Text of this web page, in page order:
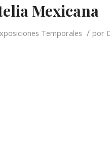
Mexicana
Temporales / por